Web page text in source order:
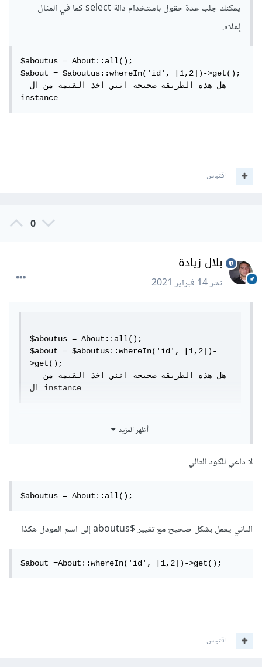
يمكنك جلب عدة حقول باستخدام دالة select كما في المثال
إعلاه.
$aboutus = About::all();
$about = $aboutus::whereIn('id', [1,2])->get();
  هل هذه الطريقه صحيحه انني اخذ القيمه من ال
instance
اقتباس
0
بلال زيادة
نشر14 فبراير 2021
$aboutus = About::all();
$about = $aboutus::whereIn('id', [1,2])-
>get();
ال instance
أظهر المزيد
لا داعي للكود التالي
$aboutus = About::all();
الثاني يعمل بشكل صحيح مع تغيير $aboutus إلى اسم المودل هكذا
$about =About::whereIn('id', [1,2])->get();
اقتباس